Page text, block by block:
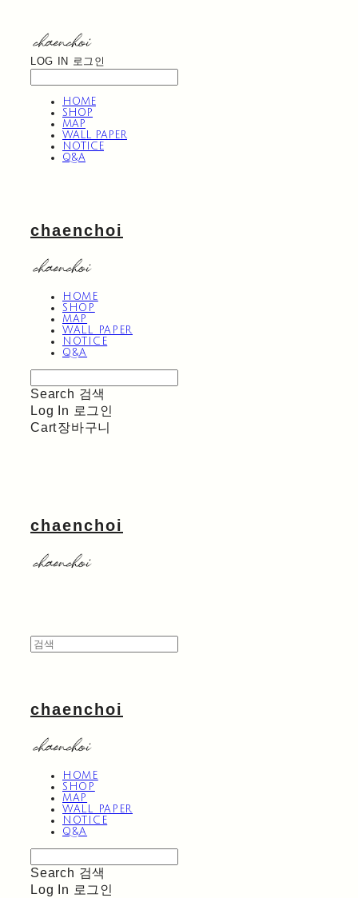
LOG IN 로그인
HOME
SHOP
MAP
WALL PAPER
NOTICE
Q&A
chaenchoi
HOME
SHOP
MAP
WALL PAPER
NOTICE
Q&A
Search 검색
Log In 로그인
Cart장바구니
chaenchoi
chaenchoi
HOME
SHOP
MAP
WALL PAPER
NOTICE
Q&A
Search 검색
Log In 로그인